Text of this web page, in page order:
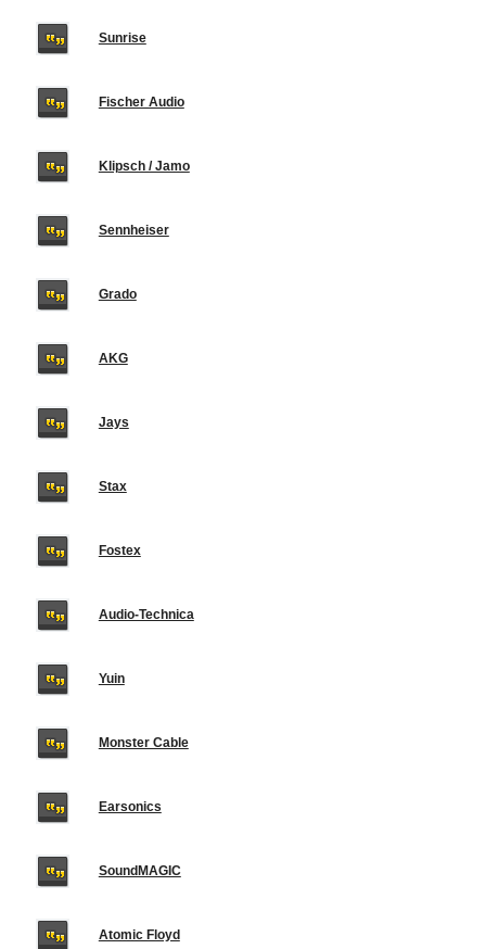
Sunrise
Fischer Audio
Klipsch / Jamo
Sennheiser
Grado
AKG
Jays
Stax
Fostex
Audio-Technica
Yuin
Monster Cable
Earsonics
SoundMAGIC
Atomic Floyd